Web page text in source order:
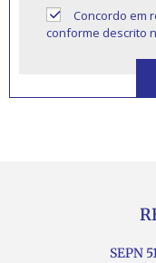
Concordo em
conforme descrito
SEPN